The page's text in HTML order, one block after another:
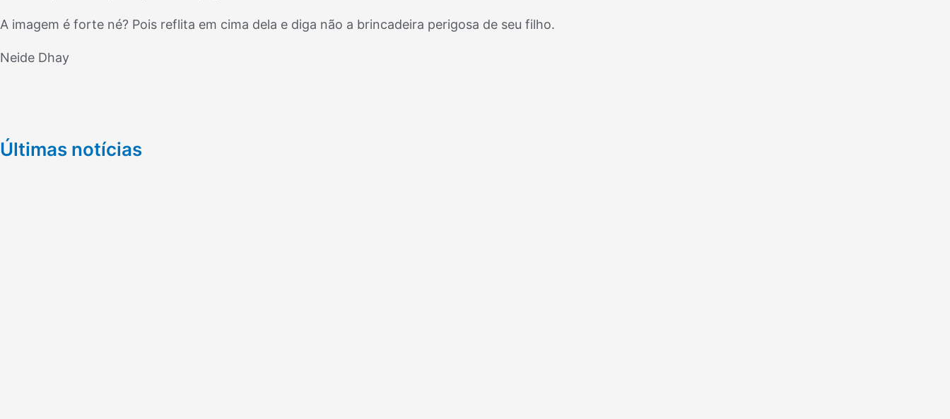
A imagem é forte né? Pois reflita em cima dela e diga não a brincadeira perigosa de seu filho.
Neide Dhay
Últimas notícias